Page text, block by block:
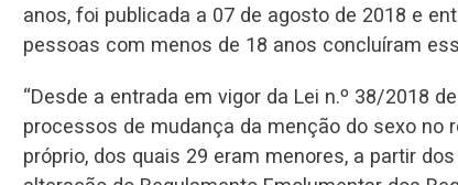
anos, foi publicada a 07 de agosto de 2018 e
pessoas com menos de 18 anos concluíram
“Desde a entrada em vigor da Lei n.º 38/2018
processos de mudança da menção do sexo no
próprio, dos quais 29 eram menores, a partir